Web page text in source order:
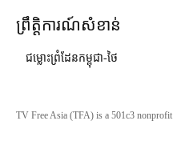
ព្រឹត្តិការណ៍សំខាន់
ជម្លោះព្រំដែនកម្ពុជា-ថៃ
TV Free Asia (TFA) is a 501c3 nonprofit